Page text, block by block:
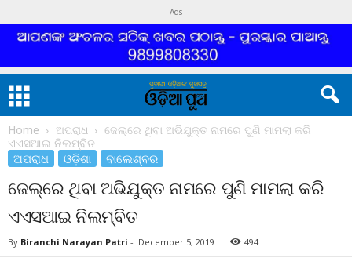
Ads
Home ଅପରାଧ
ଜେଲ୍‌ରେ ଥିବା ଅଭିଯୁକ୍ତ ନାମରେ ପୁଣି ମାମଲା କରି
ଏଏସଆଇ ନିଲମ୍ବିତ
ଅପରାଧ ଓଡ଼ିଶା ବାଲେଶ୍ବର
ଜେଲ୍‌ରେ ଥିବା ଅଭିଯୁକ୍ତ ନାମରେ ପୁଣି ମାମଲା କରି
ଏଏସଆଇ ନିଲମ୍ବିତ
By Biranchi Narayan Patri - December 5, 2019 494